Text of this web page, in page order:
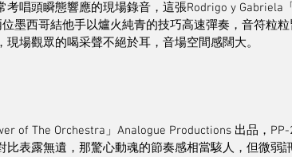
考唱頭瞬態響應的現場錄音，這張Rodrigo y Gabriela
墨西哥結他手以爐火純青的技巧高速彈奏，音符粒
現場觀眾的喝采聲不絕於耳，音場空間感闊大。
of The Orchestra」Analogue Productions 出品，
比表露無遺，那驚心動魂的節奏感相當駭人，但微弱